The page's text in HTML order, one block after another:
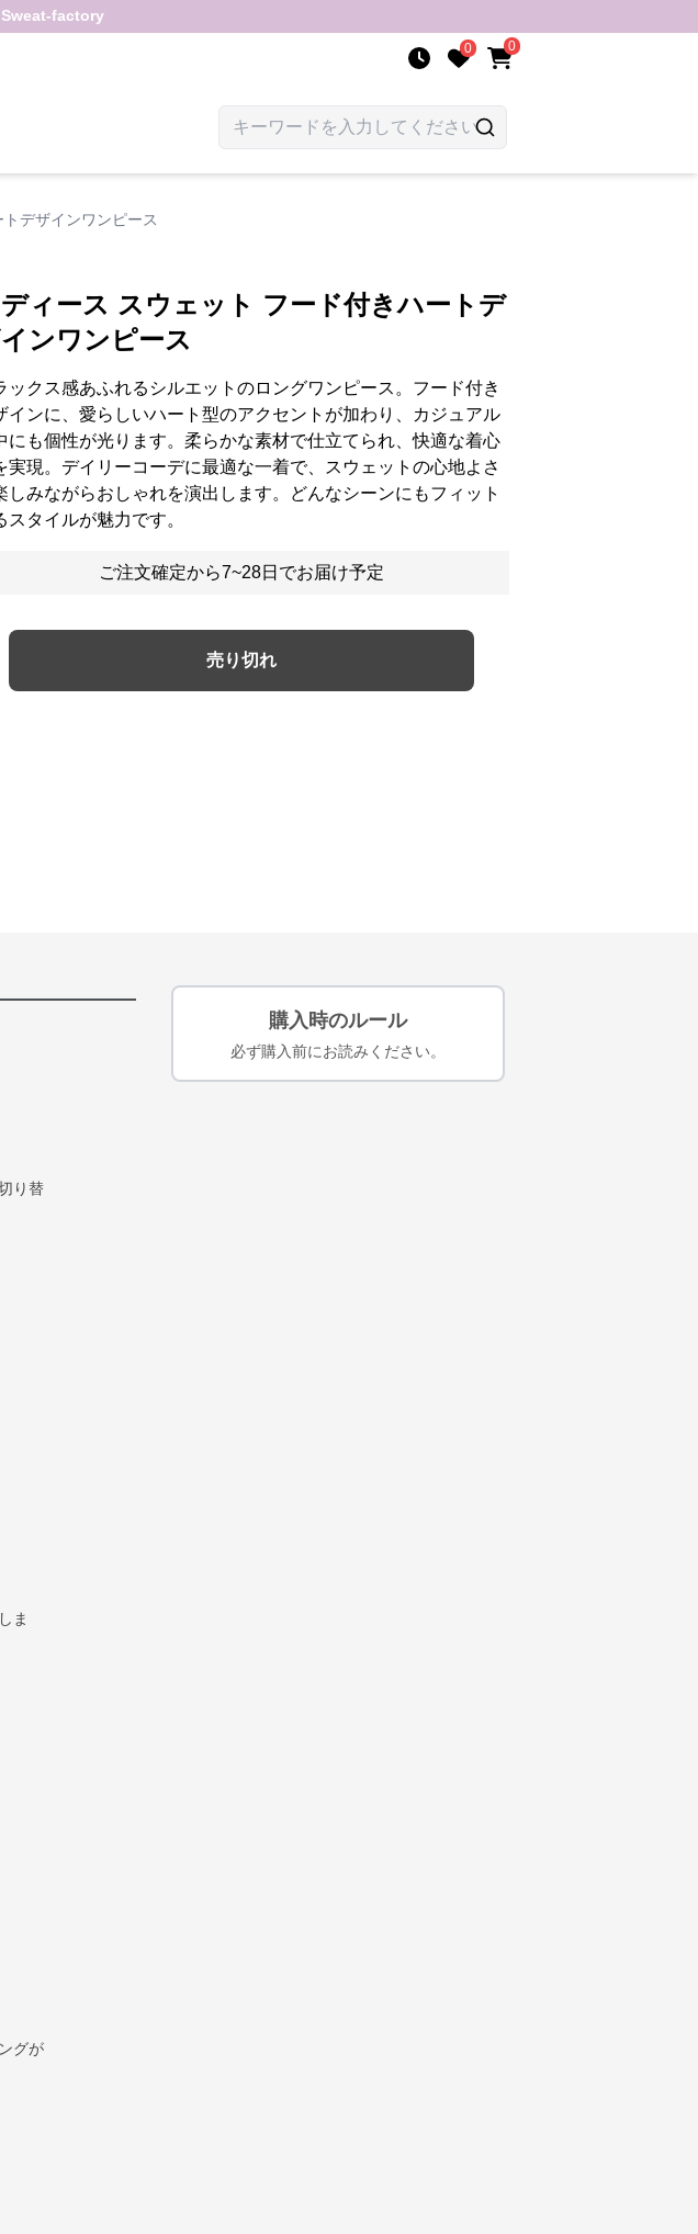
Sweat-factory
0 0
デザインワンピース
ィース スウェット フード付きハートデ
ンワンピース
ックス感あふれるシルエットのロングワンピース。フード付き
インに、愛らしいハート型のアクセントが加わり、カジュアル
にも個性が光ります。柔らかな素材で仕立てられ、快適な着心
実現。デイリーコーデに最適な一着で、スウェットの心地よさ
しみながらおしゃれを演出します。どんなシーンにもフィット
スタイルが魅力です。
ご注文確定から7~28日でお届け予定
売り切れ
り替
ま
グが
購入時のルール
必ず購入前にお読みください。